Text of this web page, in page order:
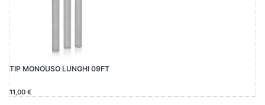
TIP MONOUSO LUNGHI 09FT
11,00 €